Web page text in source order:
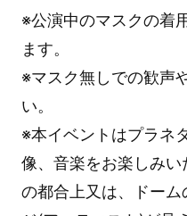
※公演中のマスクの着
ます。
※マスク無しでの歓声
い。
※本イベントはプラネ
像、音楽をお楽しみ
の都合上又は、ドー